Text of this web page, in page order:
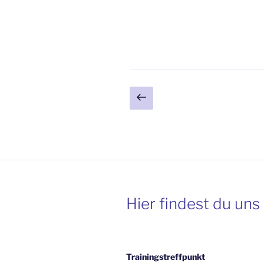
Vorherige
Seite
Hier findest du uns
Trainingstreffpunkt